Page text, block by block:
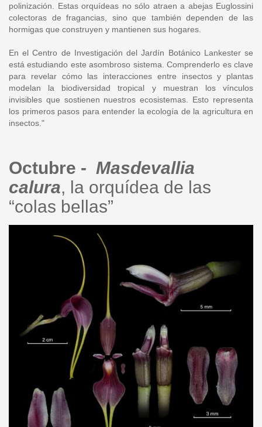
polinización. Estas orquídeas no sólo atraen a abejas Euglossini
colectoras de fragancias, sino que también dependen de las
hormigas que construyen y mantienen sus hogares.
En el Centro de Investigación del Jardín Botánico Lankester se
está estudiando este asombroso sistema. Comprenderlo es clave
para revelar cómo las interacciones entre insectos y plantas
modelan la biodiversidad tropical y muestran los vínculos
invisibles que sostienen nuestros ecosistemas. Esto representa
los primeros pasos para entender la ecología de la agricultura en
insectos."
Octubre - Masdevallia
calura, la orquídea de las
“colas bellas”